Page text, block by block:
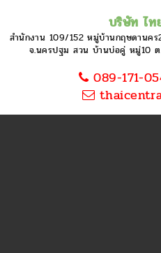
บริษัท ไท
สำนักงาน 109/152 หมู่บ้านกฤษดานค
จ.นครปฐม สวน บ้านบ่อคู่ หมู่10 ต
089-171-